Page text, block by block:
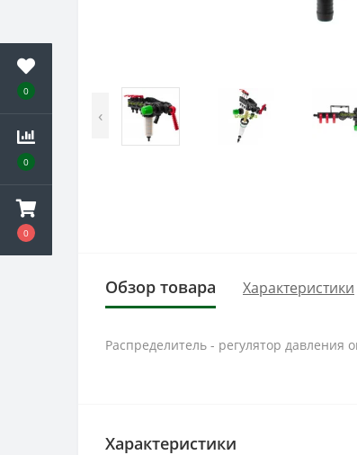
0
0
0
‹
Обзор товара Характеристики
Распределитель - регулятор
Характеристики